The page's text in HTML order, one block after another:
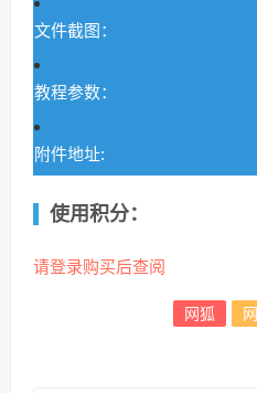
文件截图：
教程参数：
附件地址:
使用积分：
请登录购买后查阅
网狐